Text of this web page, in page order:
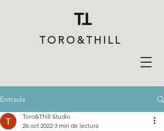
TORO&THILL
Entrada
Toro&Thill Studio
26 oct 2022 3 min de lectura